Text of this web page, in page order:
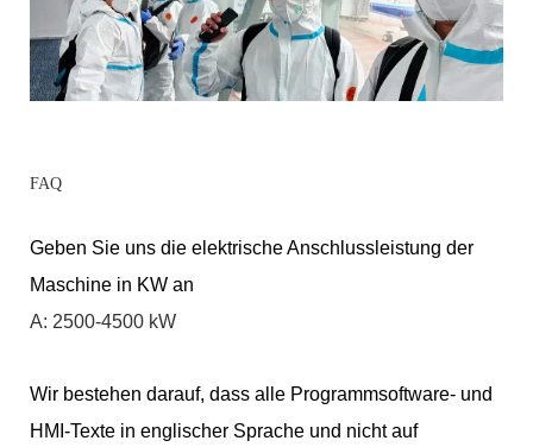
FAQ
Geben Sie uns die elektrische Anschlussleistung der
Maschine in KW an
A: 2500-4500 kW
Wir bestehen darauf, dass alle Programmsoftware- und
HMI-Texte in englischer Sprache und nicht auf